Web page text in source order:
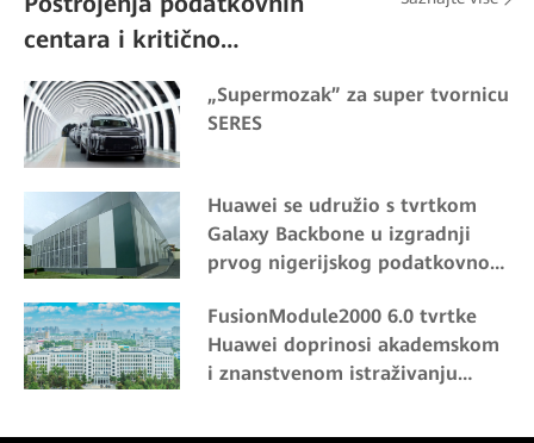
centara i kritično
napajanje Priče o uspjehu
„Supermozak” za super tvornicu
SERES
Huawei se udružio s tvrtkom
Galaxy Backbone u izgradnji
prvog nigerijskog podatkovnog
certifikatom Tier IV
FusionModule2000 6.0 tvrtke
Huawei doprinosi akademskom
i znanstvenom istraživanju